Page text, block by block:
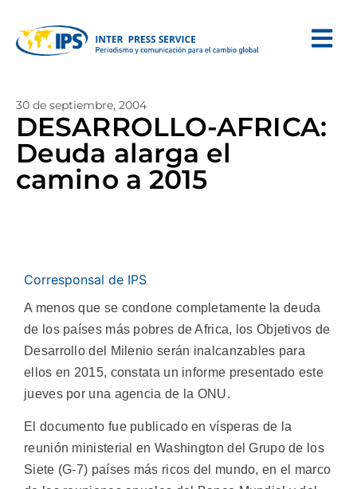
30 de septiembre, 2004
DESARROLLO-AFRICA:
Deuda alarga el
camino a 2015
Corresponsal de IPS
A menos que se condone completamente la deuda
de los países más pobres de Africa, los Objetivos de
Desarrollo del Milenio serán inalcanzables para
ellos en 2015, constata un informe presentado este
jueves por una agencia de la ONU.
El documento fue publicado en vísperas de la
reunión ministerial en Washington del Grupo de los
Siete (G-7) países más ricos del mundo, en el marco